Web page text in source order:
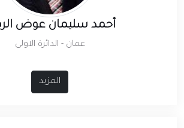
أحمد سليمان عوض
عمان - الدائرة الاولى
المزيد